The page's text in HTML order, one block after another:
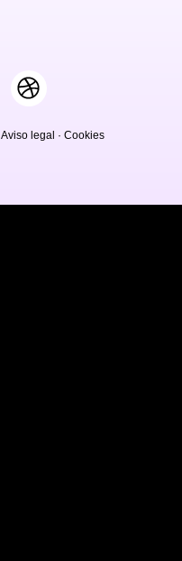
Aviso legal · Cookies